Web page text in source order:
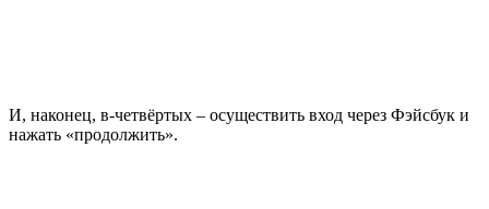
И, наконец, в-четвёртых – осуществить вход через Фэйсбук и
нажать «продолжить».